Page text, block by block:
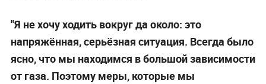
"Я не хочу ходить вокруг да около: это
напряжённая, серьёзная ситуация. Всегда было
ясно, что мы находимся в большой зависимости
от газа. Поэтому меры, которые мы